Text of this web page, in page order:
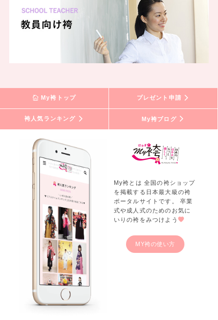
My袴トップ プレゼント申請
袴人気ランキング My袴ブログ
My袴とは 全国の袴ショップ
を掲載する日本最大級の袴
ポータルサイトです。 卒業
式や成人式のためのお気に
いりの袴をみつけよう
MY袴の使い方